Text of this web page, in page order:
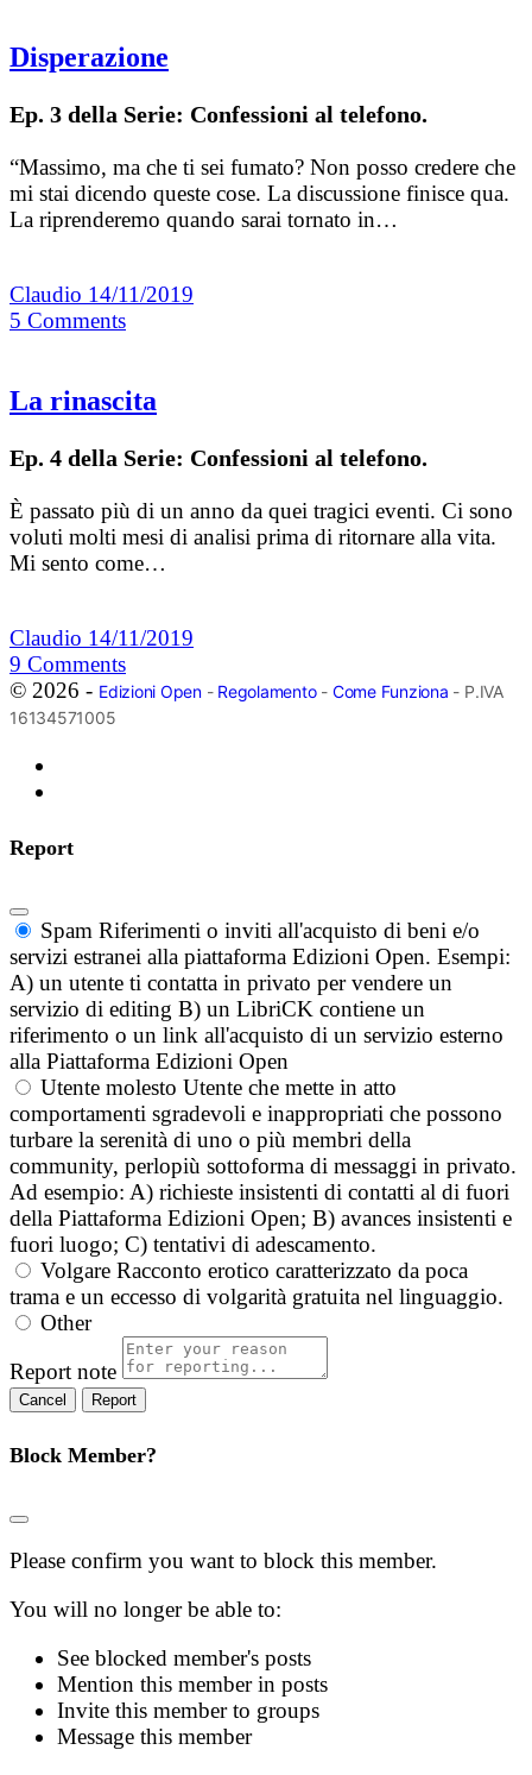
Disperazione
Ep. 3 della Serie: Confessioni al telefono.
“Massimo, ma che ti sei fumato? Non posso credere che
mi stai dicendo queste cose. La discussione finisce qua.
La riprenderemo quando sarai tornato in…
Claudio 14/11/2019
5 Comments
La rinascita
Ep. 4 della Serie: Confessioni al telefono.
È passato più di un anno da quei tragici eventi. Ci sono
voluti molti mesi di analisi prima di ritornare alla vita.
Mi sento come…
Claudio 14/11/2019
9 Comments
© 2026 - Edizioni Open- Regolamento- Come Funziona - P.IVA
16134571005
Report
Spam Riferimenti o inviti all'acquisto di beni e/o
servizi estranei alla piattaforma Edizioni Open. Esempi:
A) un utente ti contatta in privato per vendere un
servizio di editing B) un LibriCK contiene un
riferimento o un link all'acquisto di un servizio esterno
alla Piattaforma Edizioni Open
Utente molesto Utente che mette in atto
comportamenti sgradevoli e inappropriati che possono
turbare la serenità di uno o più membri della
community, perlopiù sottoforma di messaggi in privato.
Ad esempio: A) richieste insistenti di contatti al di fuori
della Piattaforma Edizioni Open; B) avances insistenti e
fuori luogo; C) tentativi di adescamento.
Volgare Racconto erotico caratterizzato da poca
trama e un eccesso di volgarità gratuita nel linguaggio.
Other
Report note
Report
Block Member?
Please confirm you want to block this member.
You will no longer be able to:
See blocked member's posts
Mention this member in posts
Invite this member to groups
Message this member